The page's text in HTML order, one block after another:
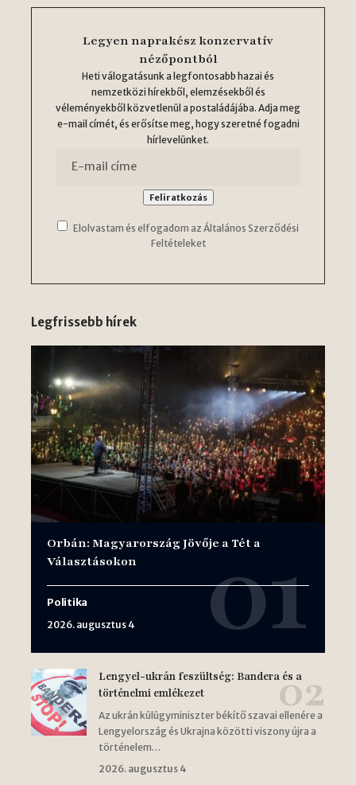
Legyen naprakész konzervatív
nézőpontból
Heti válogatásunk a legfontosabb hazai és
nemzetközi hírekből, elemzésekből és
véleményekből közvetlenül a postaládájába. Adja meg
e-mail címét, és erősítse meg, hogy szeretné fogadni
hírlevelünket.
Elolvastam és elfogadom az Általános Szerződési
Feltételeket
Legfrissebb hírek
Orbán: Magyarország Jövője a Tét a
Választásokon
Politika
2026. augusztus 4
Lengyel-ukrán feszültség: Bandera és a
történelmi emlékezet
Az ukrán külügyminiszter békítő szavai ellenére a
Lengyelország és Ukrajna közötti viszony újra a
történelem…
2026. augusztus 4